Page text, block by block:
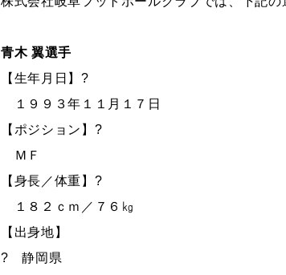
青木 翼選手
【生年月日】?
１９９３年１１月１７日
【ポジション】?
ＭＦ
【身長／体重】?
１８２ｃｍ／７６㎏
【出身地】
? 静岡県